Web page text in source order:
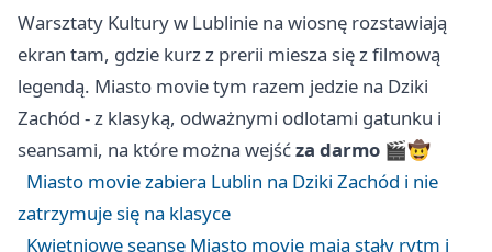
Warsztaty Kultury w Lublinie na wiosnę rozstawiają
ekran tam, gdzie kurz z prerii miesza się z filmową
legendą. Miasto movie tym razem jedzie na Dziki
Zachód - z klasyką, odważnymi odlotami gatunku i
seansami, na które można wejśćza darmo 🎬🤠
Miasto movie zabiera Lublin na Dziki Zachód i nie
zatrzymuje się na klasyce
Kwietniowe seanse Miasto movie mają stały rytm i